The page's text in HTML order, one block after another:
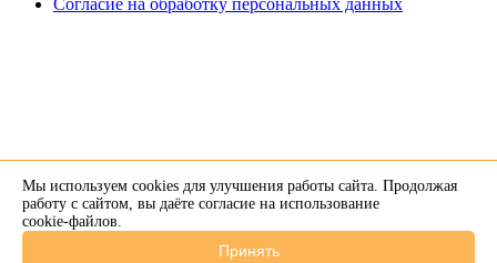
Напишите нам в Telegram
Мы используем cookies для улучшения работы сайта. Продолжая
работу с сайтом, вы даёте согласие на использование
cookie-файлов.
Принять